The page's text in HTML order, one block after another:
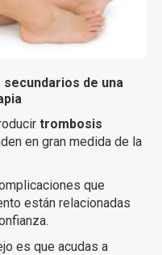
de una
trombosis
en gran medida de la
que
están relacionadas
es que acudas a